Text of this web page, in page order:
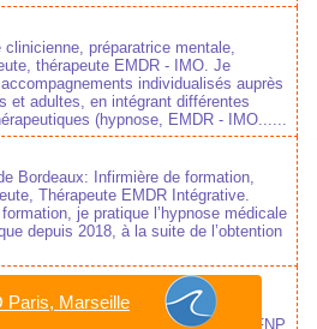
clinicienne, préparatrice mentale,
thérapeute EMDR - IMO. Je
individualisés auprès
et adultes, en intégrant différentes
(hypnose, EMDR - IMO......
Bordeaux: Infirmière de formation,
Thérapeute EMDR Intégrative.
formation, je pratique l’hypnose médicale
depuis 2018, à la suite de l’obtention
EMDR Intégrative à Nîmes dans le
analytique membre de la FNP,
Paris, Marseille